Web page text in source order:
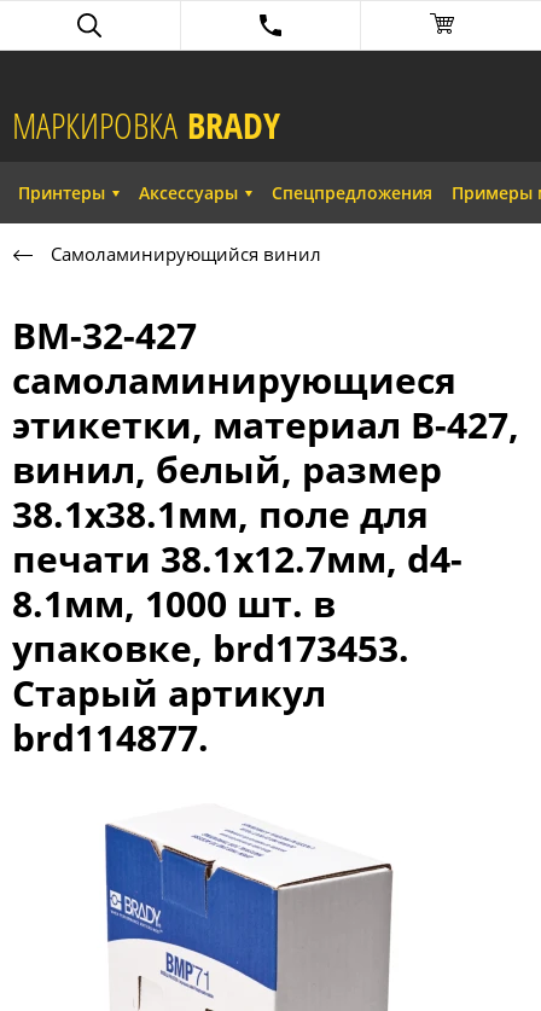
МАРКИРОВКА BRADY​
Принтеры Аксессуары Спецпредложения Примеры
Самоламинирующийся винил
BM-32-427
самоламинирующиеся
этикетки, материал B-427,
винил, белый, размер
38.1х38.1мм, поле для
печати 38.1x12.7мм, d4-
8.1мм, 1000 шт. в
упаковке, brd173453.
Старый артикул
brd114877.